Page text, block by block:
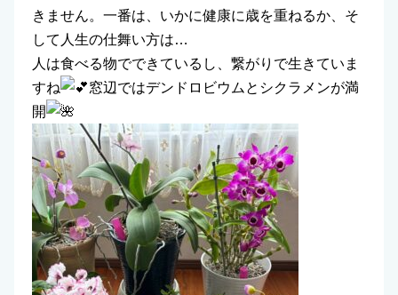
きません。一番は、いかに健康に歳を重ねるか、そ
して人生の仕舞い方は…
人は食べる物でできているし、繋がりで生きていま
すね
窓辺ではデンドロビウムとシクラメンが満
開